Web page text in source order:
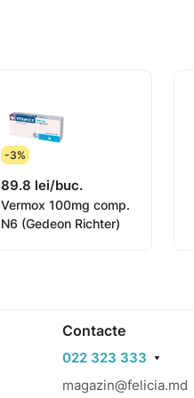
-3%
89.8 lei/buc.
Vermox 100mg comp.
N6 (Gedeon Richter)
Contacte
022 323 333
magazin@felicia.md